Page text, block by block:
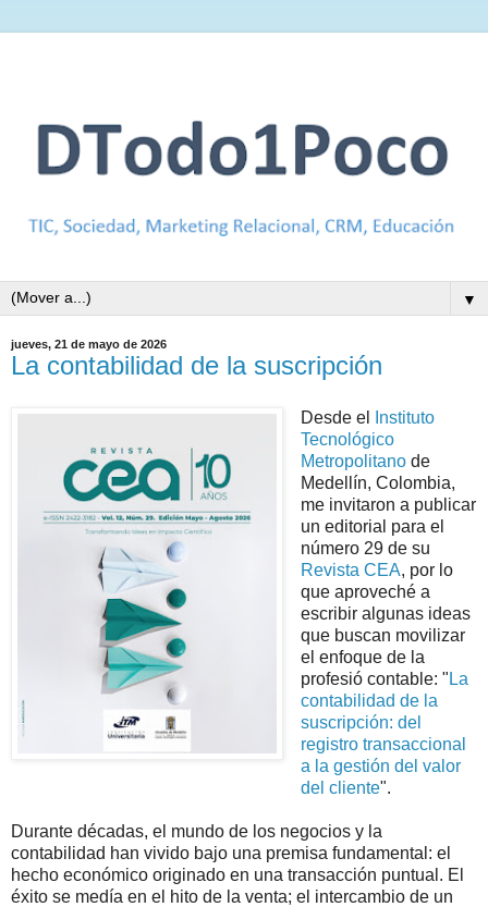
▼
jueves, 21 de mayo de 2026
La contabilidad de la suscripción
Desde el
Instituto
Tecnológico
Metropolitanode
Medellín, Colombia,
me invitaron a publicar
un editorial para el
número 29 de su
Revista CEA, por lo
que aproveché a
escribir algunas ideas
que buscan movilizar
el enfoque de la
profesió contable: " La
contabilidad de la
suscripción: del
registro transaccional
a la gestión del valor
del cliente".
Durante décadas, el mundo de los negocios y la
contabilidad han vivido bajo una premisa fundamental: el
hecho económico originado en una transacción puntual. El
éxito se medía en el hito de la venta; el intercambio de un